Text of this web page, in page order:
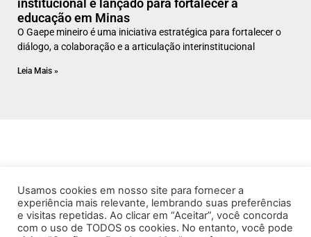
institucional é lançado para fortalecer a
educação em Minas
O Gaepe mineiro é uma iniciativa estratégica para fortalecer o
diálogo, a colaboração e a articulação interinstitucional
Leia Mais »
Usamos cookies em nosso site para fornecer a
experiência mais relevante, lembrando suas preferências
e visitas repetidas. Ao clicar em “Aceitar”, você concorda
com o uso de TODOS os cookies. No entanto, você pode